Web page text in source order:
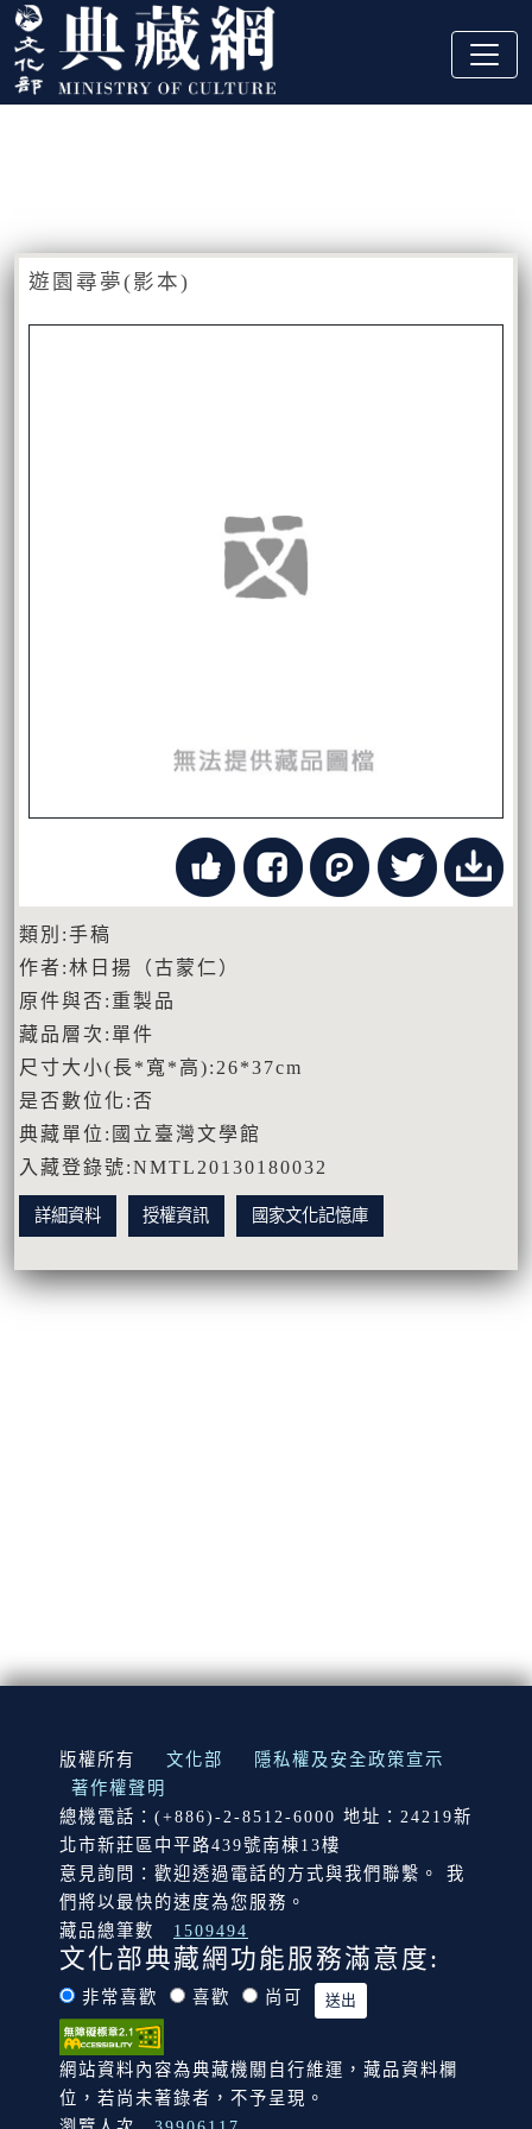
跳到主要內容
:::
遊園尋夢(影本)
類別:手稿
作者:林日揚（古蒙仁）
原件與否:重製品
藏品層次:單件
尺寸大小(長*寬*高):26*37cm
是否數位化:否
典藏單位:國立臺灣文學館
入藏登錄號:NMTL20130180032
詳細資料 授權資訊 國家文化記憶庫
:::
版權所有 文化部
隱私權及安全政策宣示
著作權聲明
總機電話：(+886)-2-8512-6000 地址：24219新
北市新莊區中平路439號南棟13樓
意見詢問：歡迎透過電話的方式與我們聯繫。 我
們將以最快的速度為您服務。
藏品總筆數
1509494
文化部典藏網功能服務滿意度:
非常喜歡 喜歡 尚可
網站資料內容為典藏機關自行維運，藏品資料欄
位，若尚未著錄者，不予呈現。